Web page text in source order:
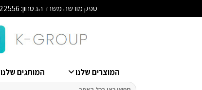
ספק מורשה משרד הבטחון: 0011022556
המוצרים שלנו המותגים שלנו
חיפוש